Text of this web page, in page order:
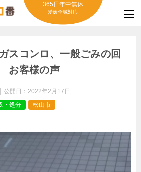
365日年中無休
愛媛全域対応
スコンロ、一般ごみの回
お客様の声
公開日： 2022年2月17日
・処分 松山市